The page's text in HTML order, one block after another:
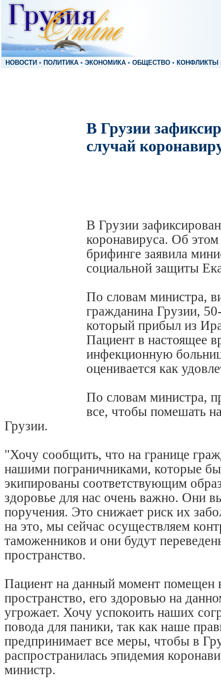
НОВОСТИ • ПОЛИТИКА • ЭКОНОМИКА • ОБЩЕСТВО • КОНФЛИКТЫ
В Грузии
случай
В Грузии
коронавируса. Об
брифинге заявила
социальной защиты
По словам министра,
гражданина Грузии,
который прибыл из
Пациент в настоящее
инфекционную
оценивается как
По словам министра,
все, чтобы помешать
Грузии.
"Хочу сообщить, что на границе
нашими пограничниками, которые
экипированы соответствующим
здоровье для нас очень важно. Они
поручения. Это снижает риск их
на это, мы сейчас осуществляем
таможенников и они будут
пространство.
Пациент на данный момент помещен
пространство, его здоровью на
угрожает. Хочу успокоить наших
повода для паники, так как наше
предпринимает все меры, чтобы в
распространилась эпидемия
министр.